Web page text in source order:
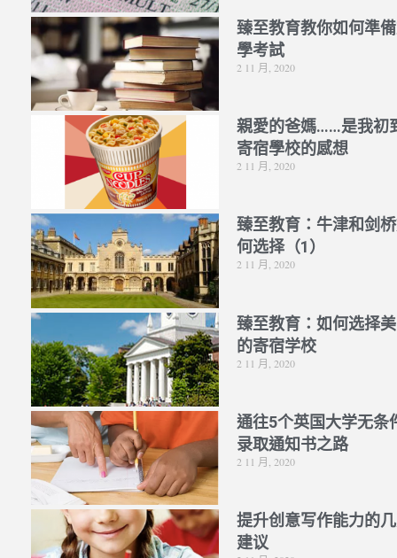
臻至教育教你如何準
學考試
2 11 月, 2020
親愛的爸媽……是我初
寄宿學校的感想
2 11 月, 2020
臻至教育：牛津和剑
何选择（1）
2 11 月, 2020
臻至教育：如何选择
的寄宿学校
2 11 月, 2020
通往5个英国大学无条
录取通知书之路
2 11 月, 2020
提升创意写作能力的
建议